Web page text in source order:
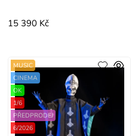
15 390 Kč
MUSIC
CINEMA
OK
1/6
PŘEDPRODEJ
6/2026